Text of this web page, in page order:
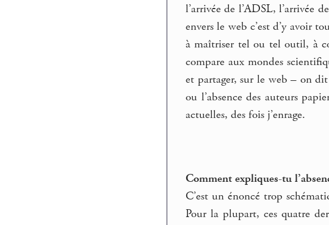
l’arrivée de l’ADSL, l’arrivée
envers le web c’est d’y avoir
à maîtriser tel ou tel outil, à
compare aux mondes
et partager, sur le web – on
ou l’absence des auteurs
actuelles, des fois j’enrage.
Comment expliques-tu
C’est un énoncé trop
Pour la plupart, ces quatre